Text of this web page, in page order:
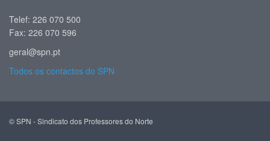
Telef: 226 070 500
Fax: 226 070 596
geral@spn.pt
Todos os contactos do SPN
© SPN - Sindicato dos Professores do Norte